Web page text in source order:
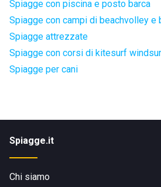
Spiagge con piscina e posto barca
Spiagge con campi di beachvolley e
Spiagge attrezzate
Spiagge con corsi di kitesurf
Spiagge per cani
Spiagge.it
Chi siamo